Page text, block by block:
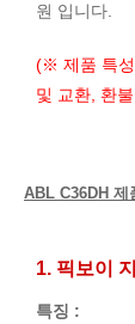
원 입니다.
(※ 제품 특성
및 교환, 환
ABL C36DH 제
1. 픽보이
특징 :